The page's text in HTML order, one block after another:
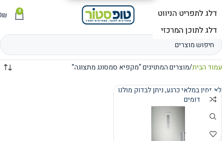
תפריט 0
₪
עמוד הבית מוצרים המתויגים “מקפיא סמסונג מתצוגה”
נמכר
לא זמין במלאי כרגע, ניתן לבדוק מולנו
מוצרים דומים